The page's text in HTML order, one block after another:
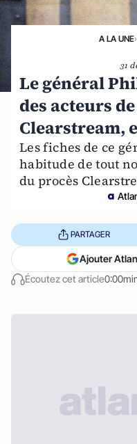
A LA UNE›
31
Le général
des acteurs
Clearstream,
Les fiches de ce
habitude de tout
du procès
Écoutez cet article
PARTAGER
Ajouter